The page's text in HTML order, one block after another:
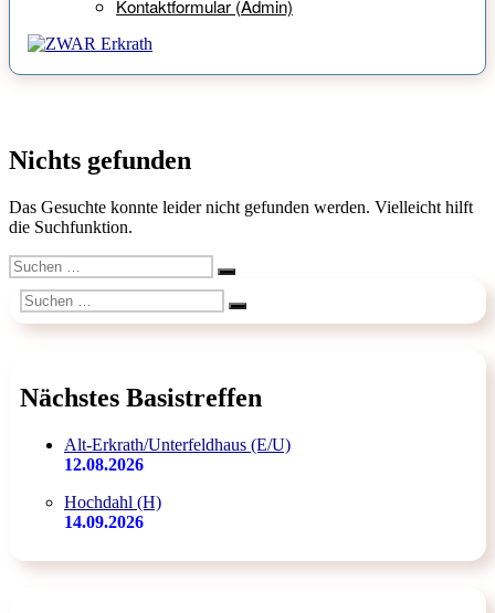
Kontaktformular (Admin)
Nichts gefunden
Das Gesuchte konnte leider nicht gefunden werden. Vielleicht hilft
die Suchfunktion.
Suchen
nach:
Suchen
Suchen
nach:
Suchen
Nächstes Basistreffen
Alt-Erkrath/Unterfeldhaus (E/U)
12.08.2026
Hochdahl (H)
14.09.2026